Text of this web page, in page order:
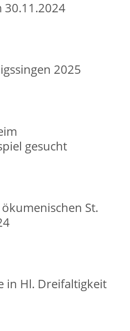
30.11.2024
2025
gesucht
St.
in Hl. Dreifaltigkeit